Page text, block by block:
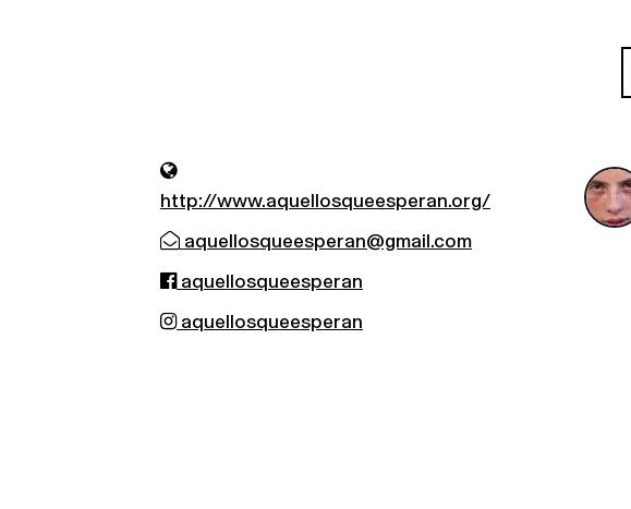
http://www.aquellosqueesperan.org/
aquellosqueesperan@gmail.com
aquellosqueesperan
aquellosqueesperan